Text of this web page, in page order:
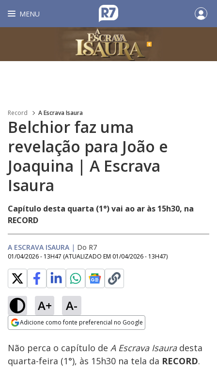
MENU
Record A Escrava Isaura
Belchior faz uma
revelação para João e
Joaquina | A Escrava
Isaura
Capítulo desta quarta (1°) vai ao ar às 15h30, na
RECORD
A ESCRAVA ISAURA | Do R7
01/04/2026 - 13H47 (ATUALIZADO EM 01/04/2026 - 13H47)
A+ A-
Adicione como fonte preferencial no Google
Ativar
100.00%
Não perca o capítulo de A Escrava Isauradesta
quarta-feira (1°), às 15h30 na tela da RECORD.